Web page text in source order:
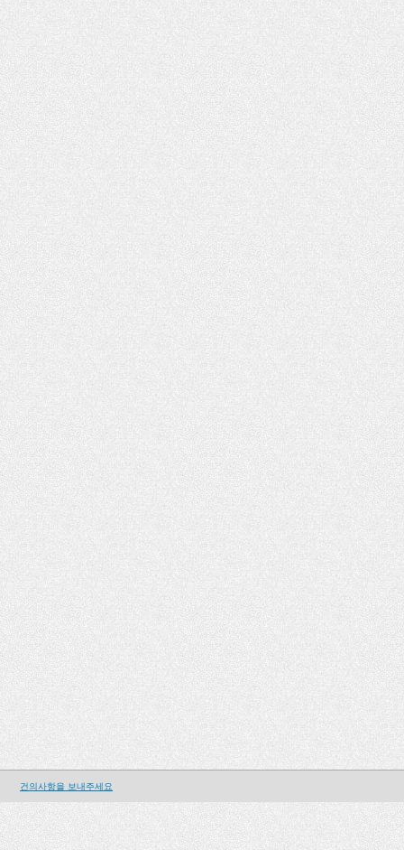
건의사항을 보내주세요